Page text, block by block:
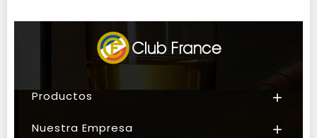
Productos 
Nuestra Empresa 